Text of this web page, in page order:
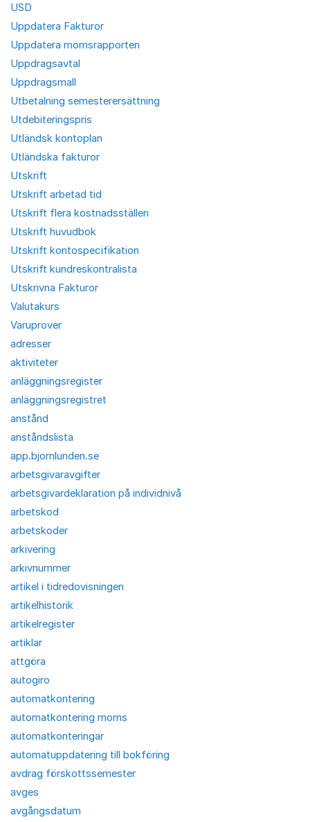
USD
Uppdatera Fakturor
Uppdatera momsrapporten
Uppdragsavtal
Uppdragsmall
Utbetalning semesterersättning
Utdebiteringspris
Utländsk kontoplan
Utländska fakturor
Utskrift
Utskrift arbetad tid
Utskrift flera kostnadsställen
Utskrift huvudbok
Utskrift kontospecifikation
Utskrift kundreskontralista
Utskrivna Fakturor
Valutakurs
Varuprover
adresser
aktiviteter
anläggningsregister
anläggningsregistret
anstånd
anståndslista
app.bjornlunden.se
arbetsgivaravgifter
arbetsgivardeklaration på individnivå
arbetskod
arbetskoder
arkivering
arkivnummer
artikel i tidredovisningen
artikelhistorik
artikelregister
artiklar
attgöra
autogiro
automatkontering
automatkontering moms
automatkonteringar
automatuppdatering till bokföring
avdrag förskottssemester
avges
avgångsdatum